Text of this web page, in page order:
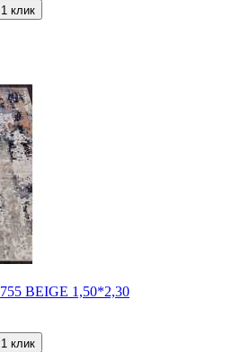
клик
BEIGE 1,50*2,30
клик